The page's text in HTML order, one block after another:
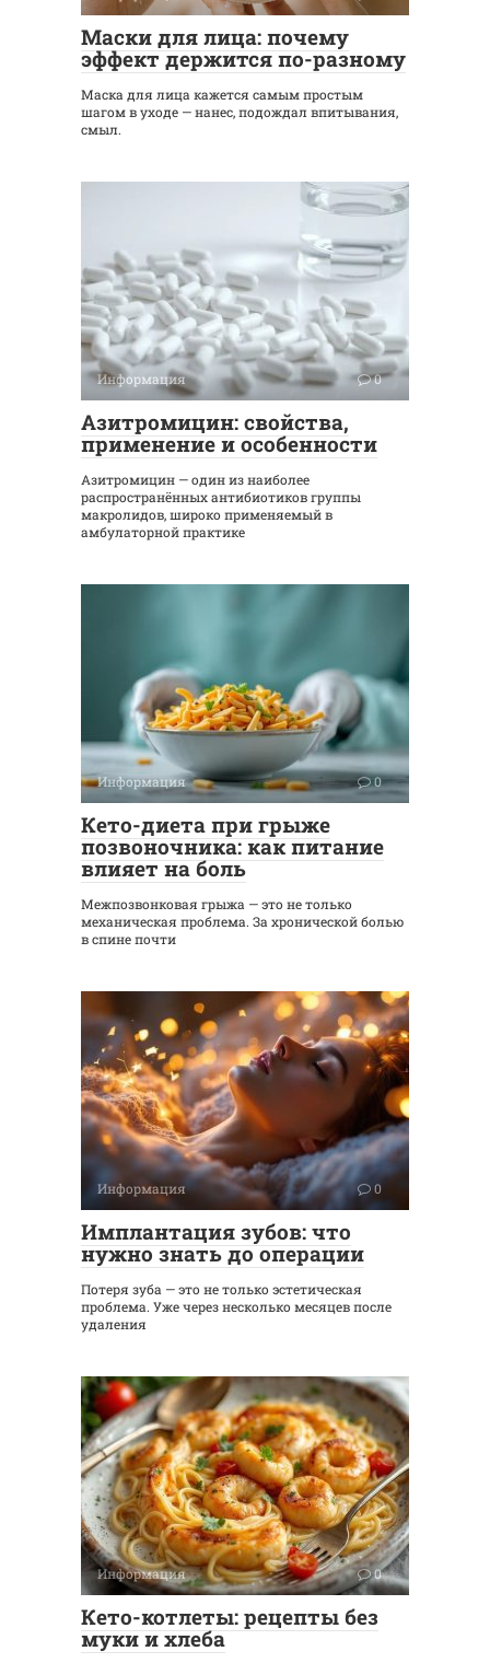
Маски для лица: почему
эффект держится по-разному
Маска для лица кажется самым простым
шагом в уходе — нанес, подождал впитывания,
смыл.
Информация 0
Азитромицин: свойства,
применение и особенности
Азитромицин — один из наиболее
распространённых антибиотиков группы
макролидов, широко применяемый в
амбулаторной практике
Информация 0
Кето-диета при грыже
позвоночника: как питание
влияет на боль
Межпозвонковая грыжа — это не только
механическая проблема. За хронической болью
в спине почти
Информация 0
Имплантация зубов: что
нужно знать до операции
Потеря зуба — это не только эстетическая
проблема. Уже через несколько месяцев после
удаления
Информация 0
Кето-котлеты: рецепты без
муки и хлеба